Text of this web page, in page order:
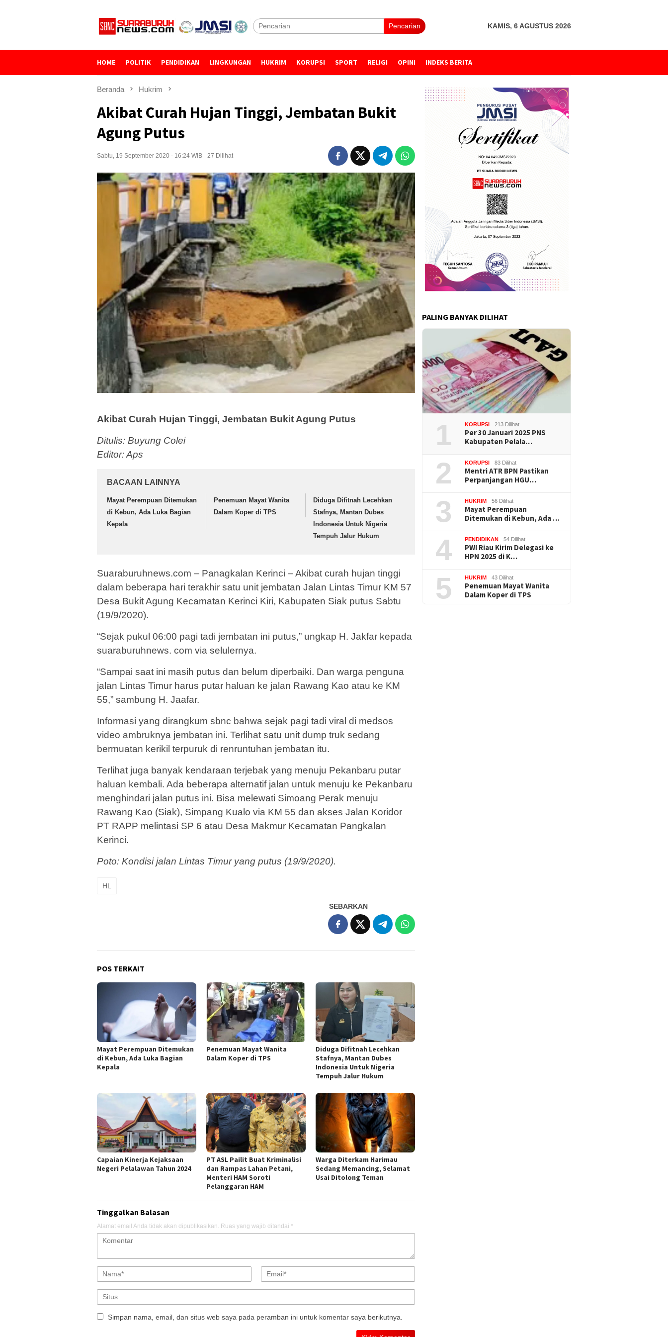
Pencarian KAMIS, 6 AGUSTUS 2026
HOME POLITIK PENDIDIKAN LINGKUNGAN HUKRIM KORUPSI SPORT RELIGI OPINI INDEKS BERITA
Beranda Hukrim
Akibat Curah Hujan Tinggi, Jembatan Bukit
Agung Putus
Sabtu, 19 September 2020 - 16:24 WIB 27 Dilihat
Akibat Curah Hujan Tinggi, Jembatan Bukit Agung Putus
Ditulis: Buyung Colei
Editor: Aps
BACAAN LAINNYA
Mayat Perempuan Ditemukan
di Kebun, Ada Luka Bagian
Kepala
Penemuan Mayat Wanita
Dalam Koper di TPS
Diduga Difitnah Lecehkan
Stafnya, Mantan Dubes
Indonesia Untuk Nigeria
Tempuh Jalur Hukum
Suaraburuhnews.com – Panagkalan Kerinci – Akibat curah hujan tinggi
dalam beberapa hari terakhir satu unit jembatan Jalan Lintas Timur KM 57
Desa Bukit Agung Kecamatan Kerinci Kiri, Kabupaten Siak putus Sabtu
(19/9/2020).
“Sejak pukul 06:00 pagi tadi jembatan ini putus,” ungkap H. Jakfar kepada
suaraburuhnews. com via selulernya.
“Sampai saat ini masih putus dan belum diperbaiki. Dan warga penguna
jalan Lintas Timur harus putar haluan ke jalan Rawang Kao atau ke KM
55,” sambung H. Jaafar.
Informasi yang dirangkum sbnc bahwa sejak pagi tadi viral di medsos
video ambruknya jembatan ini. Terlihat satu unit dump truk sedang
bermuatan kerikil terpuruk di renruntuhan jembatan itu.
Terlihat juga banyak kendaraan terjebak yang menuju Pekanbaru putar
haluan kembali. Ada beberapa alternatif jalan untuk menuju ke Pekanbaru
menghindari jalan putus ini. Bisa melewati Simoang Perak menuju
Rawang Kao (Siak), Simpang Kualo via KM 55 dan akses Jalan Koridor
PT RAPP melintasi SP 6 atau Desa Makmur Kecamatan Pangkalan
Kerinci.
Poto: Kondisi jalan Lintas Timur yang putus (19/9/2020).
HL
SEBARKAN
POS TERKAIT
Mayat Perempuan Ditemukan
di Kebun, Ada Luka Bagian
Kepala
Penemuan Mayat Wanita
Dalam Koper di TPS
Diduga Difitnah Lecehkan
Stafnya, Mantan Dubes
Indonesia Untuk Nigeria
Tempuh Jalur Hukum
Capaian Kinerja Kejaksaan
Negeri Pelalawan Tahun 2024
PT ASL Pailit Buat Kriminalisi
dan Rampas Lahan Petani,
Menteri HAM Soroti
Pelanggaran HAM
Warga Diterkam Harimau
Sedang Memancing, Selamat
Usai Ditolong Teman
Tinggalkan Balasan
Alamat email Anda tidak akan dipublikasikan. Ruas yang wajib ditandai *
Simpan nama, email, dan situs web saya pada peramban ini untuk komentar saya berikutnya.
PALING BANYAK DILIHAT
1 KORUPSI 213 Dilihat
Per 30 Januari 2025 PNS
Kabupaten Pelala…
2 KORUPSI 83 Dilihat
Mentri ATR BPN Pastikan
Perpanjangan HGU…
3 HUKRIM 56 Dilihat
Mayat Perempuan
Ditemukan di Kebun, Ada …
4 PENDIDIKAN 54 Dilihat
PWI Riau Kirim Delegasi ke
HPN 2025 di K…
5 HUKRIM 43 Dilihat
Penemuan Mayat Wanita
Dalam Koper di TPS